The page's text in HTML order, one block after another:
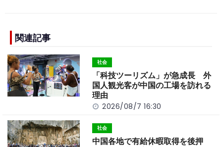
e
b
o
o
k
n
k
関連記事
社会
「科技ツーリズム」が急成長 外
国人観光客が中国の工場を訪れる
理由
2026/08/7 16:30
社会
中国各地で有給休暇取得を後押